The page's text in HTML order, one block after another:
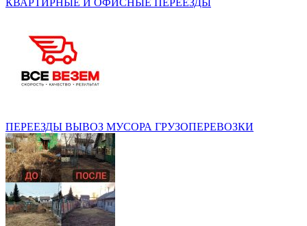
КВАРТИРНЫЕ И ОФИСНЫЕ ПЕРЕЕЗДЫ
ПЕРЕЕЗДЫ ВЫВОЗ МУСОРА ГРУЗОПЕРЕВОЗКИ